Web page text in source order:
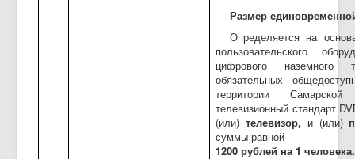
Размер
Определяется на
пользовательского
цифрового наземного
обязательных
территории
телевизионный стандарт
(или)телевизор, и (или)
суммы равной
1200 рублей на 1 человека.